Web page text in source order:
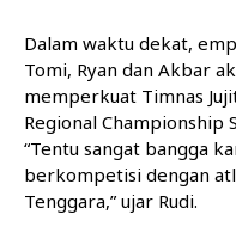
Dalam waktu dekat,
Tomi, Ryan dan Akbar
memperkuat Timnas
Regional Championship
“Tentu sangat bangga
berkompetisi dengan
Tenggara,” ujar Rudi.